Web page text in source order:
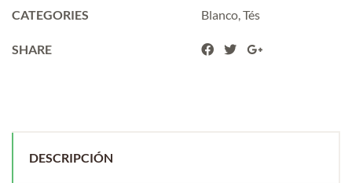
CATEGORIES Blanco,Tés
SHARE
DESCRIPCIÓN